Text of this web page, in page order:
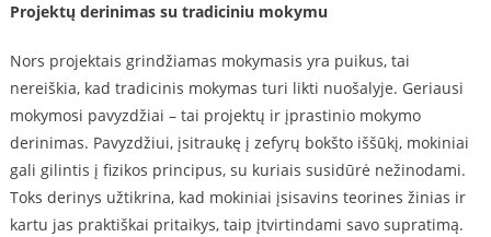
Projektų derinimas su tradiciniu mokymu
Nors projektais grindžiamas mokymasis yra puikus, tai
nereiškia, kad tradicinis mokymas turi likti nuošalyje. Geriausi
mokymosi pavyzdžiai – tai projektų ir įprastinio mokymo
derinimas. Pavyzdžiui, įsitraukę į zefyrų bokšto iššūkį, mokiniai
gali gilintis į fizikos principus, su kuriais susidūrė nežinodami.
Toks derinys užtikrina, kad mokiniai įsisavins teorines žinias ir
kartu jas praktiškai pritaikys, taip įtvirtindami savo supratimą.